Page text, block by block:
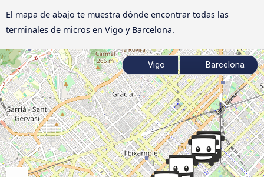
El mapa de abajo te muestra dónde encontrar todas las
terminales de micros en Vigo y Barcelona.
Vigo Barcelona